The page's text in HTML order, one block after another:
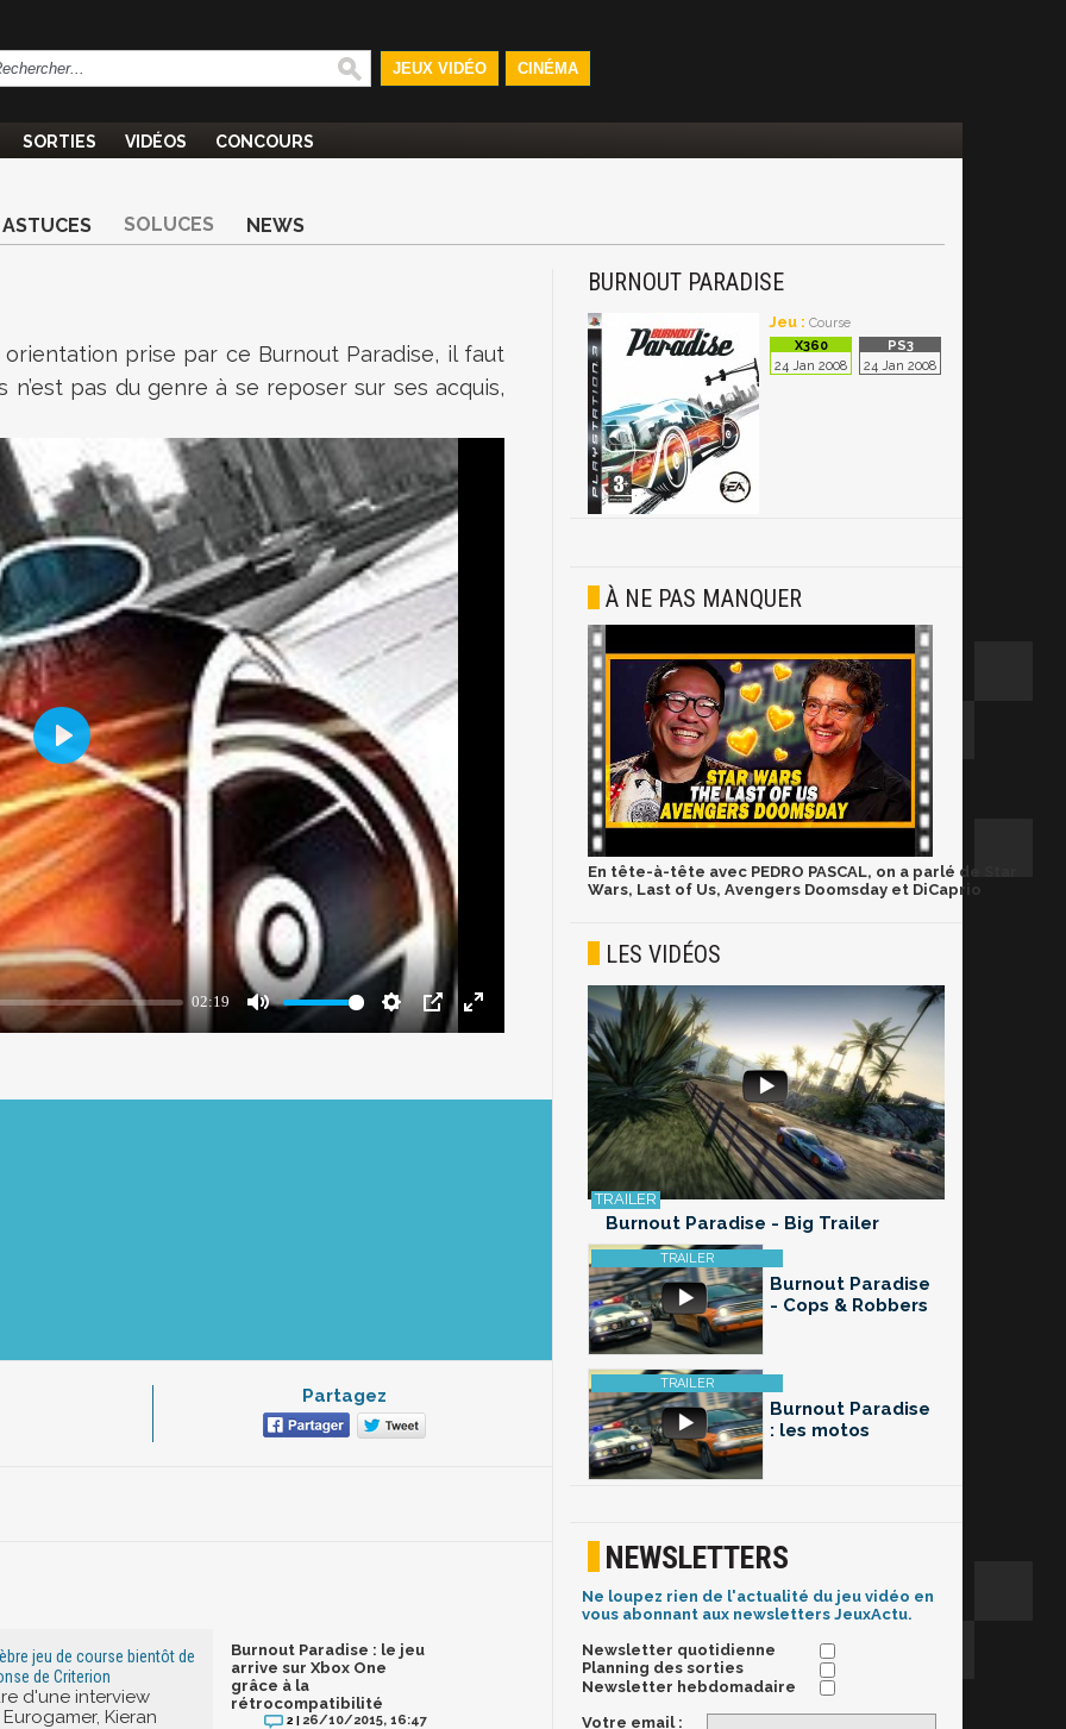
JEUX VIDÉO CINÉMA
SORTIES VIDÉOS CONCOURS
ASTUCES SOLUCES NEWS
prise par ce Burnout Paradise, il faut
pas du genre à se reposer sur ses acquis,
Partagez
jeu de course bientôt de
de Criterion
d'une interview
Kieran
Burnout Paradise : le jeu
arrive sur Xbox One
grâce à la
rétrocompatibilité
2 | 26/10/2015, 16:47
BURNOUT PARADISE
Jeu : Course
24 Jan 2008 24 Jan 2008
À NE PAS MANQUER
En tête-à-tête avec PEDRO PASCAL, on a parlé de Star
Wars, Last of Us, Avengers Doomsday et DiCaprio
LES VIDÉOS
Burnout Paradise - Big Trailer
Burnout Paradise
- Cops & Robbers
Burnout Paradise
: les motos
NEWSLETTERS
Ne loupez rien de l'actualité du jeu vidéo en
vous abonnant aux newsletters JeuxActu.
Newsletter quotidienne
Planning des sorties
Newsletter hebdomadaire
Votre email :